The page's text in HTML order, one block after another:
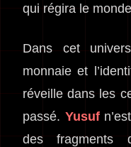
qui régira le
Dans cet
monnaie et
réveille dans les
passé. Yusuf
des